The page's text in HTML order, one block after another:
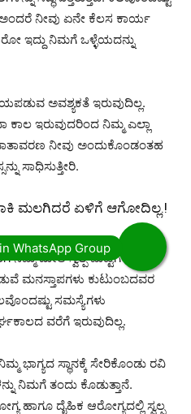
ನೀವು ಏನೇ ಕೆಲಸ ಕಾರ್ಯ
ಇದ್ದು ನಿಮಗೆ ಒಳ್ಳೆಯದನ್ನು
ಅವಶ್ಯಕತೆ ಇರುವುದಿಲ್ಲ.
ಕಾಲ ಇರುವುದರಿಂದ ನಿಮ್ಮ ಎಲ್ಲಾ
ನೀವು ಅಂದುಕೊಂಡಂತಹ
ಸಾಧಿಸುತ್ತೀರಿ.
ಮಲಗಿದರೆ ಏಳಿಗೆ ಆಗೋದಿಲ್ಲ.!
ನಿಮ್ಮ ಮೇಲೆ ಸ್ವಲ್ಪ ಮಟ್ಟಿಗೆ ಕೋಪ
ಮನಸ್ತಾಪಗಳು ಕುಟುಂಬದವರ
ಸಮಸ್ಯೆಗಳು
ವರೆಗೆ ಇರುವುದಿಲ್ಲ.
ಭಾಗ್ಯದ ಸ್ಥಾನಕ್ಕೆ ಸೇರಿಕೊಂಡು ರವಿ
ನಿಮಗೆ ತಂದು ಕೊಡುತ್ತಾನೆ.
ಹಾಗೂ ದೈಹಿಕ ಆರೋಗ್ಯದಲ್ಲಿ ಸ್ವಲ್ಪ